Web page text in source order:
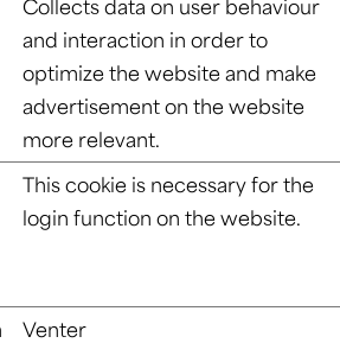
Collects data on user behaviour
and interaction in order to
optimize the website and make
advertisement on the website
more relevant.
This cookie is necessary for the
login function on the website.
Venter